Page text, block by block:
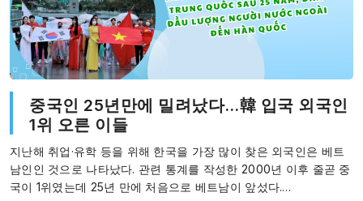
중국인 25년만에 밀려났다…韓 입국 외국인
1위 오른 이들
지난해 취업·유학 등을 위해 한국을 가장 많이 찾은 외국인은 베트
남인인 것으로 나타났다. 관련 통계를 작성한 2000년 이후 줄곧 중
국이 1위였는데 25년 만에 처음으로 베트남이 앞섰다.…